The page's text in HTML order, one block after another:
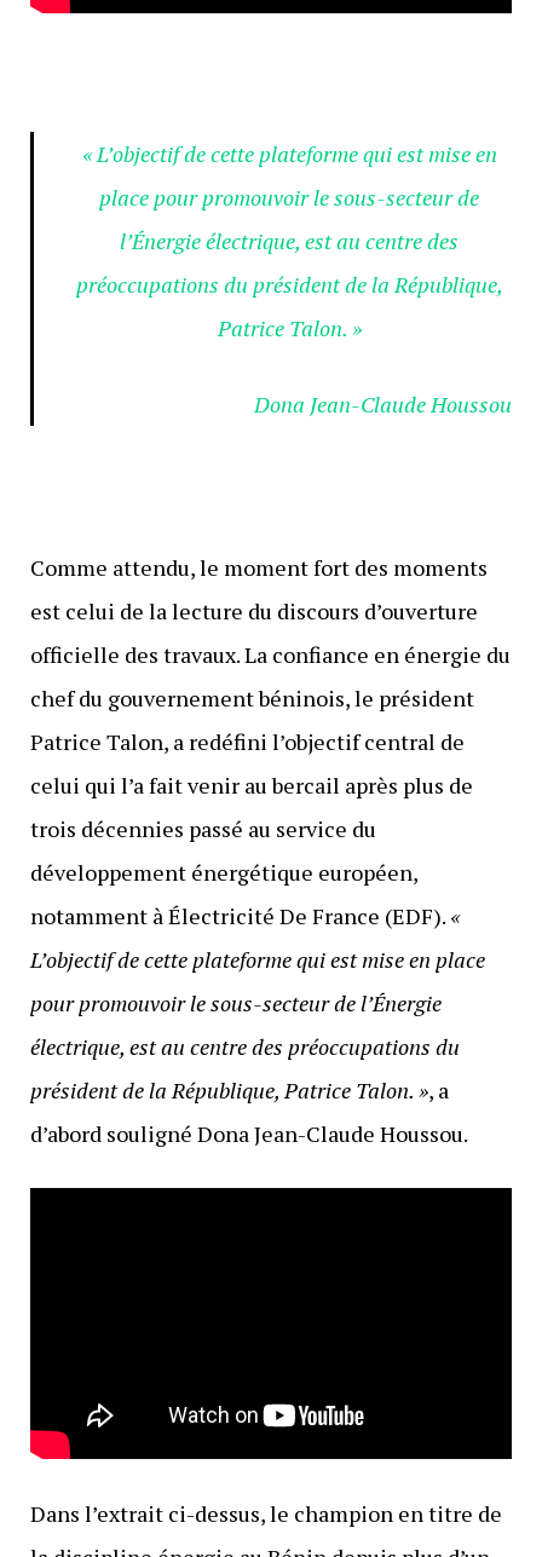
« L’objectif de cette plateforme qui est mise en
place pour promouvoir le sous-secteur de
l’Énergie électrique, est au centre des
préoccupations du président de la République,
Patrice Talon. »
Dona Jean-Claude Houssou
Comme attendu, le moment fort des moments
est celui de la lecture du discours d’ouverture
officielle des travaux. La confiance en énergie du
chef du gouvernement béninois, le président
Patrice Talon, a redéfini l’objectif central de
celui qui l’a fait venir au bercail après plus de
trois décennies passé au service du
développement énergétique européen,
notamment à Électricité De France (EDF). «
L’objectif de cette plateforme qui est mise en place
pour promouvoir le sous-secteur de l’Énergie
électrique, est au centre des préoccupations du
président de la République, Patrice Talon. », a
d’abord souligné Dona Jean-Claude Houssou.
Dans l’extrait ci-dessus, le champion en titre de